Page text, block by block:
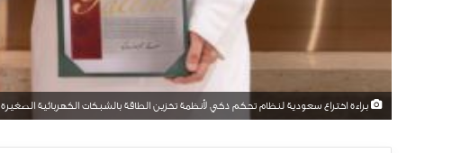
براءة اختراع سعودية لنظام تحكم ذكي لأنظمة تخزين الطاقة بالشبكات الكهربائية الصغيرة